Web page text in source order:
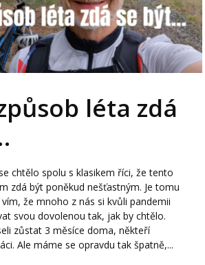
léta zdá
chtělo spolu s klasikem říci, že tento
zdá být poněkud nešťastným. Je tomu
vím, že mnoho z nás si kvůli pandemii
svou dovolenou tak, jak by chtělo.
zůstat 3 měsíce doma, někteří
Ale máme se opravdu tak špatně,...